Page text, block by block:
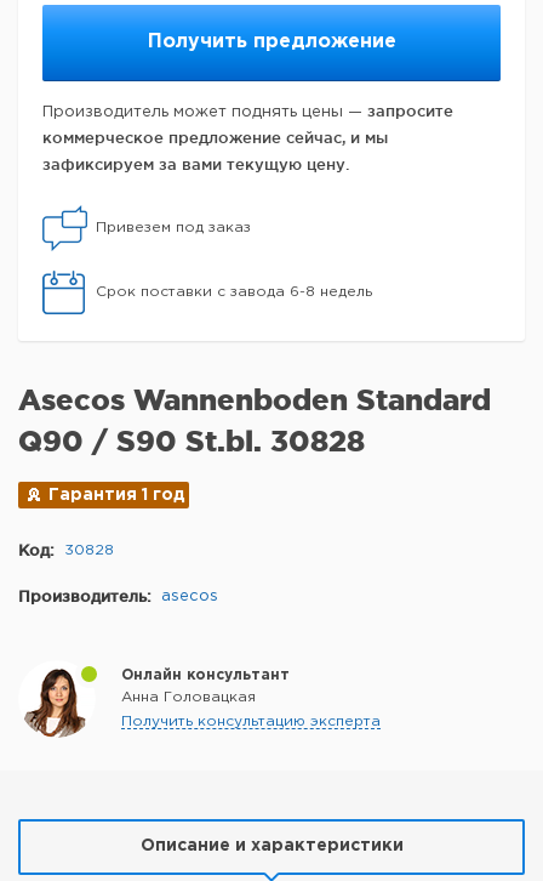
Получить предложение
Производитель может поднять цены — запросите
коммерческое предложение сейчас, и мы
зафиксируем за вами текущую цену.
Привезем под заказ
Срок поставки с завода 6-8 недель
Asecos Wannenboden Standard
Q90 / S90 St.bl. 30828
Гарантия 1 год
Код: 30828
Производитель: asecos
Онлайн консультант
Анна Головацкая
Получить консультацию эксперта
Описание и характеристики